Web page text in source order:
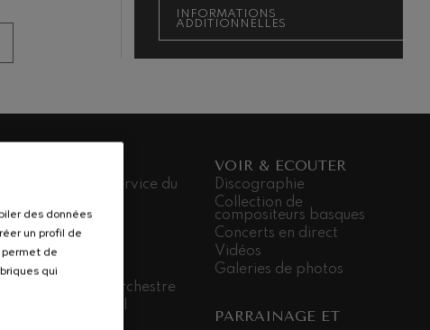
INFORMATIONS
ADDITIONNELLES
Un orchestre au service du
Les musiciens
Administration
Nos sièges
Jordá Gela
Travailler dans l’orchestre
VOIR & ÉCOUTER
Discographie
Collection de
compositeurs basques
Concerts en direct
Vidéos
Galeries de photos
PARRAINAGE ET
des données
un profil de
permet de
qui